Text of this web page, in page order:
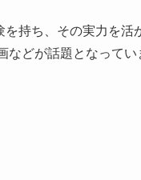
持ち、その実力を活
どが話題となってい